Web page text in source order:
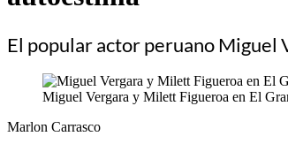
El popular actor peruano Miguel
Miguel Vergara y Milett Figueroa en El
Marlon Carrasco